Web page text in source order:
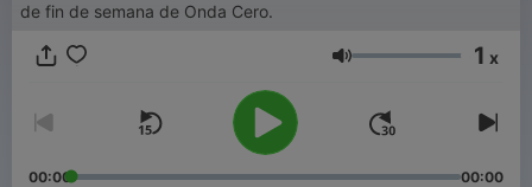
de fin de semana de Onda Cero.
Lautstärke 1 x
00:00 00:00